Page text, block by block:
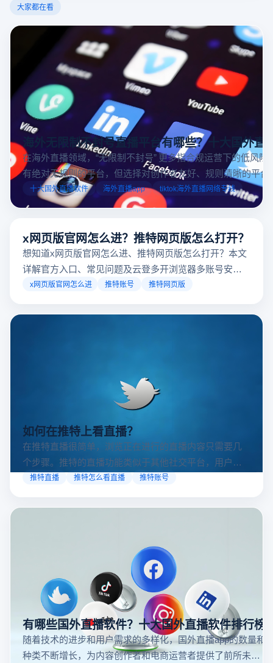
大家都在看
海外无限制不封号直播平台有哪些？十大国外直
在海外直播领域，“无限制不封号” 更多指合规运营下的低风
有绝对无规则的平台，但选择对创作者友好、规则清晰的平台
业工具规避风险，能显著降低封号概率。以下推荐十大国外
台，并结合云登多开浏览器的功能，详解如何安全高效运营。
十大国外直播软件 海外直播app tiktok海外直播网络专线
x网页版官网怎么进？推特网页版怎么打开？
想知道x网页版官网怎么进、推特网页版怎么打开？本文
详解官方入口、常见问题及云登多开浏览器多账号安全
访问方案，助你稳定登录高效运营。
x网页版官网怎么进 推特账号 推特网页版
如何在推特上看直播？
在推特直播很简单，浏览正在进行的直播内容只需要几
个步骤。推特的直播功能类似于其他社交平台，用户可
以通过关注自己喜欢的账号、浏览话题标签或查看实时
可以随时随地参与实时互动，无论是关注新闻事件、休
推特直播 推特怎么看直播 推特账号
有哪些国外直播软件？十大国外直播软件排行榜
随着技术的进步和用户需求的多样化，国外直播app的数量和
种类不断增长，为内容创作者和电商运营者提供了前所未有